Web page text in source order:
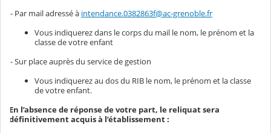
- Par mail adressé à intendance.0382863f@ac-grenoble.fr
Vous indiquerez dans le corps du mail le nom, le prénom et la
classe de votre enfant
- Sur place auprès du service de gestion
Vous indiquerez au dos du RIB le nom, le prénom et la classe
de votre enfant.
En l’absence de réponse de votre part, le reliquat sera
définitivement acquis à l’établissement :